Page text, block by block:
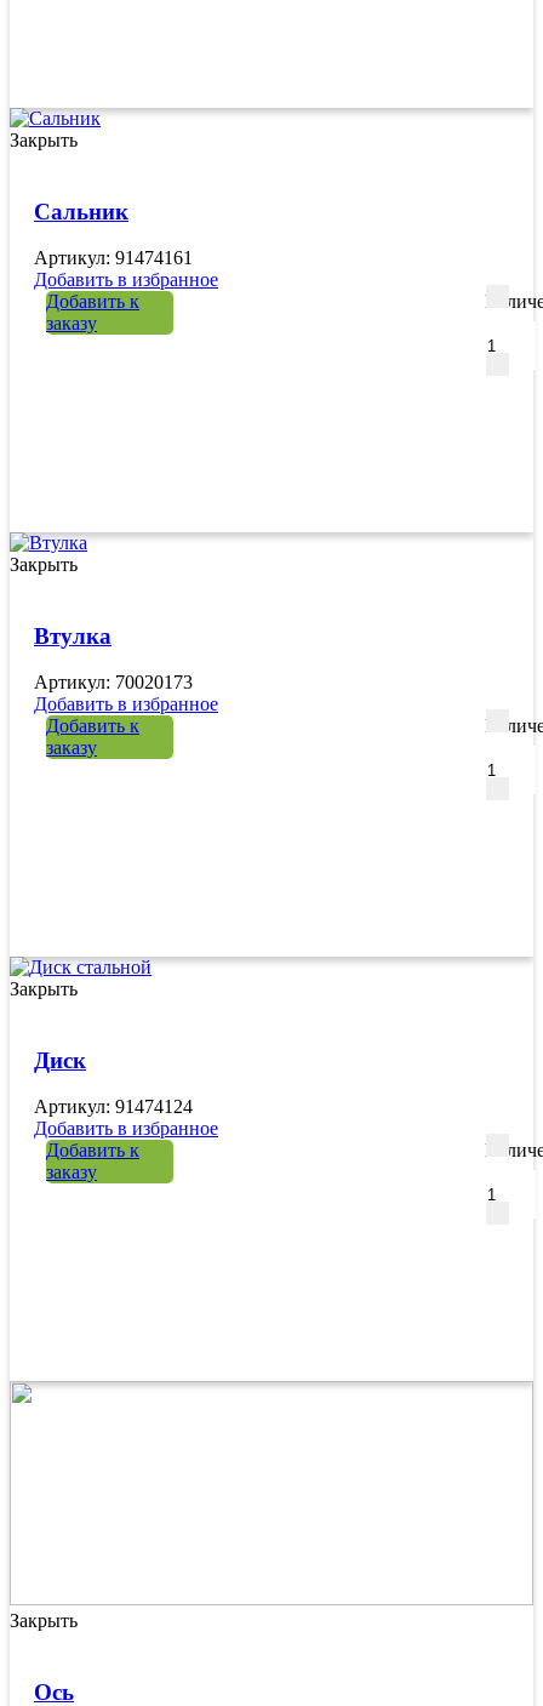
Закрыть
Сальник
Артикул: 91474161
Добавить в избранное
Добавить к
заказу
Закрыть
Втулка
Артикул: 70020173
Добавить в избранное
Добавить к
заказу
Закрыть
Диск
Артикул: 91474124
Добавить в избранное
Добавить к
заказу
Закрыть
Ось